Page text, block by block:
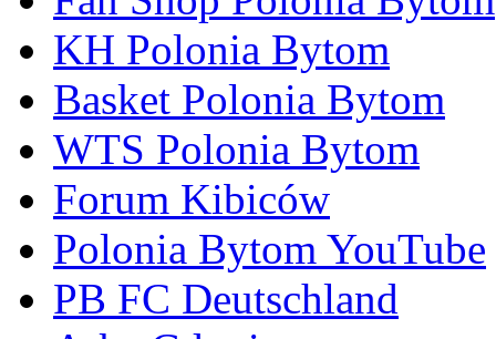
KH Polonia Bytom
Basket Polonia Bytom
WTS Polonia Bytom
Forum Kibiców
Polonia Bytom YouTube
PB FC Deutschland